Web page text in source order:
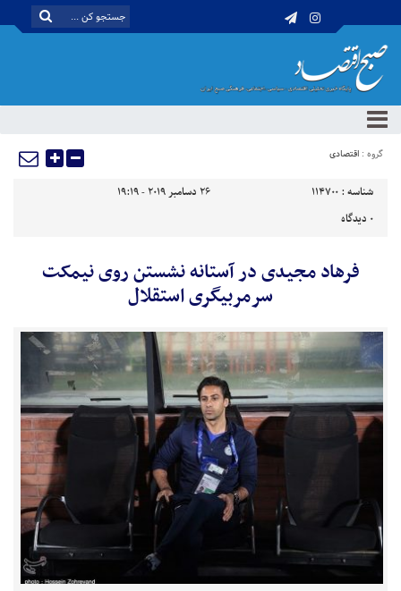
گروه : اقتصادی
شناسه : 114700
26 دسامبر 2019 - 19:19
0 دیدگاه
فرهاد مجیدی در آستانه نشستن روی نیمکت
سرمربیگری استقلال